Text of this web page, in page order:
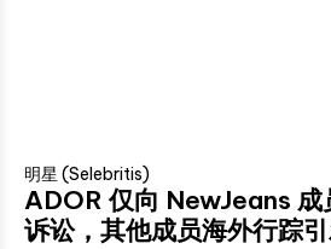
明星 (Selebritis)
ADOR 仅向 NewJeans
诉讼，其他成员海外行踪